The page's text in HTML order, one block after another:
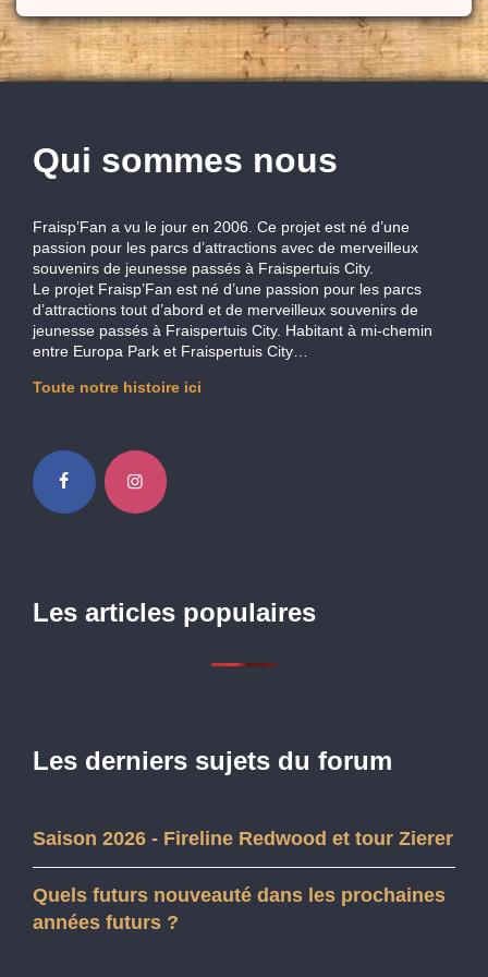
Qui sommes nous
Fraisp’Fan a vu le jour en 2006. Ce projet est né d’une
passion pour les parcs d’attractions avec de merveilleux
souvenirs de jeunesse passés à Fraispertuis City.
Le projet Fraisp’Fan est né d’une passion pour les parcs
d’attractions tout d’abord et de merveilleux souvenirs de
jeunesse passés à Fraispertuis City. Habitant à mi-chemin
entre Europa Park et Fraispertuis City…
Toute notre histoire ici
Les articles populaires
Les derniers sujets du forum
Saison 2026 - Fireline Redwood et tour Zierer
Quels futurs nouveauté dans les prochaines
années futurs ?